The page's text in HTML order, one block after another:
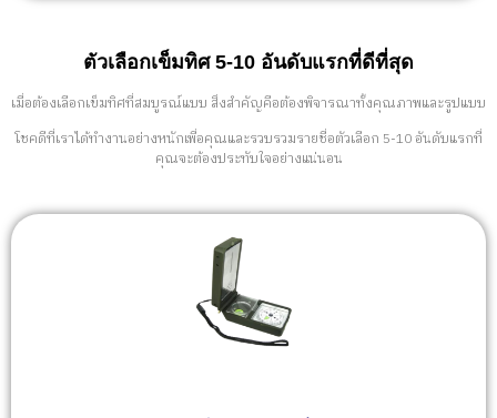
ตัวเลือกเข็มทิศ 5-10 อันดับแรกที่ดีที่สุด
เมื่อต้องเลือกเข็มทิศที่สมบูรณ์แบบ สิ่งสำคัญคือต้องพิจารณาทั้งคุณภาพและรูปแบบ
โชคดีที่เราได้ทำงานอย่างหนักเพื่อคุณและรวบรวมรายชื่อตัวเลือก 5-10 อันดับแรกที่
คุณจะต้องประทับใจอย่างแน่นอน